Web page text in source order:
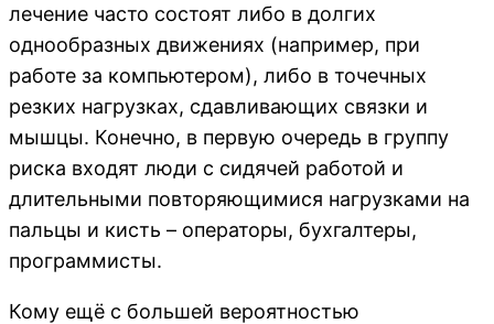
лечение часто состоят либо в долгих
однообразных движениях (например, при
работе за компьютером), либо в точечных
резких нагрузках, сдавливающих связки и
мышцы. Конечно, в первую очередь в группу
риска входят люди с сидячей работой и
длительными повторяющимися нагрузками на
пальцы и кисть – операторы, бухгалтеры,
программисты.
Кому ещё с большей вероятностью